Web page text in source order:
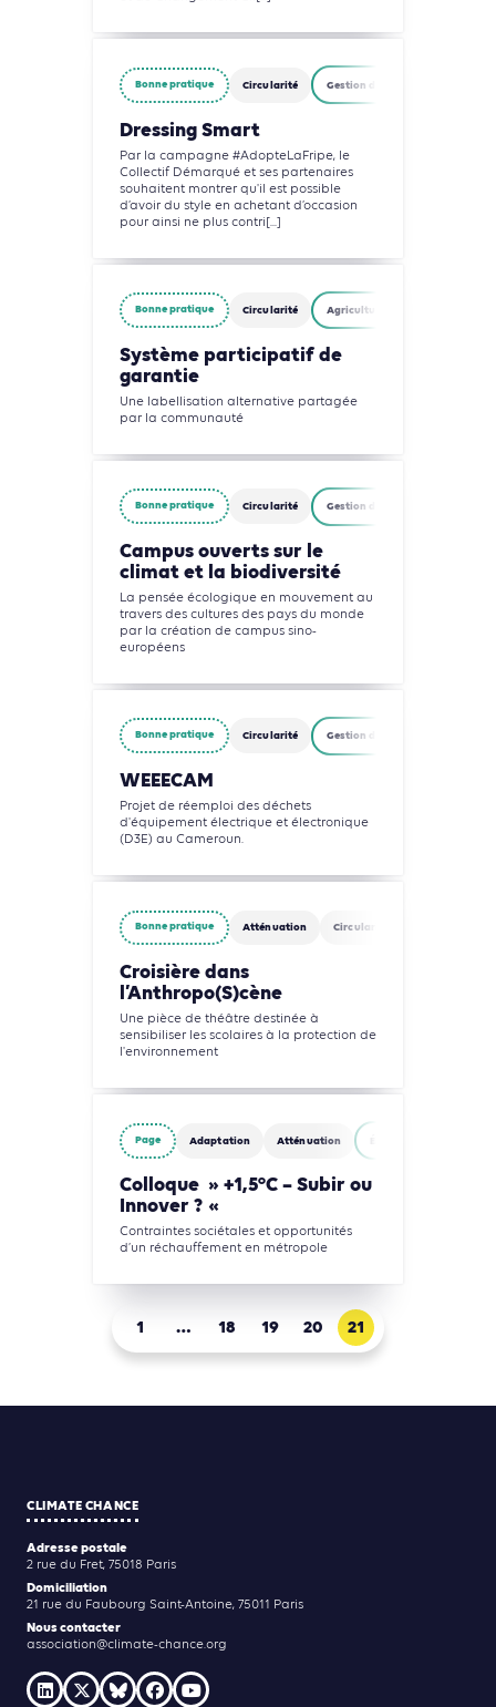
Bonne pratique Circularité Gestion des déchets
Dressing Smart
Par la campagne #AdopteLaFripe, le
Collectif Démarqué et ses partenaires
souhaitent montrer qu'il est possible
d’avoir du style en achetant d’occasion
pour ainsi ne plus contri[...]
Bonne pratique Circularité Agriculture, Foresterie et
Système participatif de
garantie
Une labellisation alternative partagée
par la communauté
Bonne pratique Circularité Gestion des déchets
Campus ouverts sur le
climat et la biodiversité
La pensée écologique en mouvement au
travers des cultures des pays du monde
par la création de campus sino-
européens
Bonne pratique Circularité Gestion des déchets
WEEECAM
Projet de réemploi des déchets
d'équipement électrique et électronique
(D3E) au Cameroun.
Bonne pratique Atténuation Circularité
Croisière dans
l’Anthropo(S)cène
Une pièce de théâtre destinée à
sensibiliser les scolaires à la protection de
l'environnement
Page Adaptation Atténuation
Colloque » +1,5°C – Subir ou
Innover ? «
Contraintes sociétales et opportunités
d’un réchauffement en métropole
1 … 18 19 20 21
CLIMATE CHANCE
Adresse postale
2 rue du Fret, 75018 Paris
Domiciliation
21 rue du Faubourg Saint-Antoine, 75011 Paris
Nous contacter
association@climate-chance.org